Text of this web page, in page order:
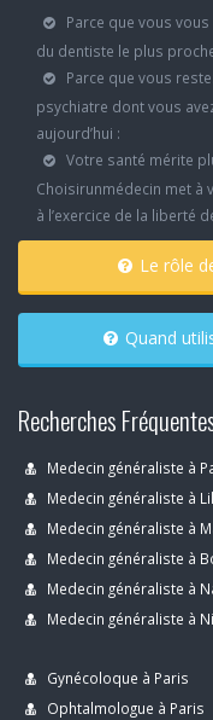
Parce que vous
du dentiste le plus
Parce que vous
psychiatre dont vous
aujourd’hui :
Votre santé mérite
Choisirunmédecin met
à l’exercice de la liberté
Recherches
Medecin généraliste à
Medecin généraliste à
Medecin généraliste à
Medecin généraliste à
Medecin généraliste à
Medecin généraliste à
Gynécoloque à Paris
Ophtalmologue à Paris